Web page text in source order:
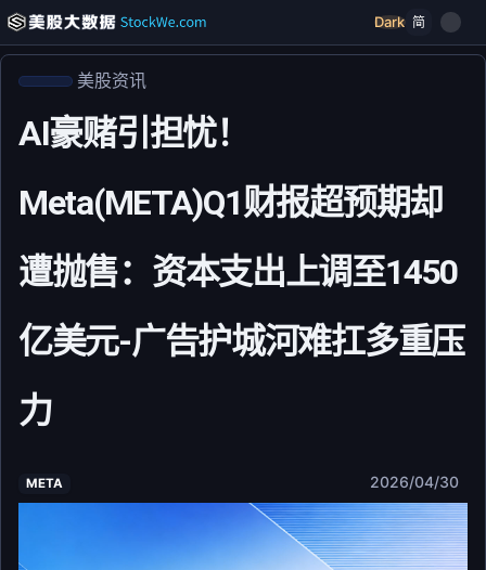
Dark 简
美股资讯
AI豪赌引担忧！
Meta(META)Q1财报超预期却
遭抛售：资本支出上调至1450
亿美元-广告护城河难扛多重压
力
META 2026/04/30